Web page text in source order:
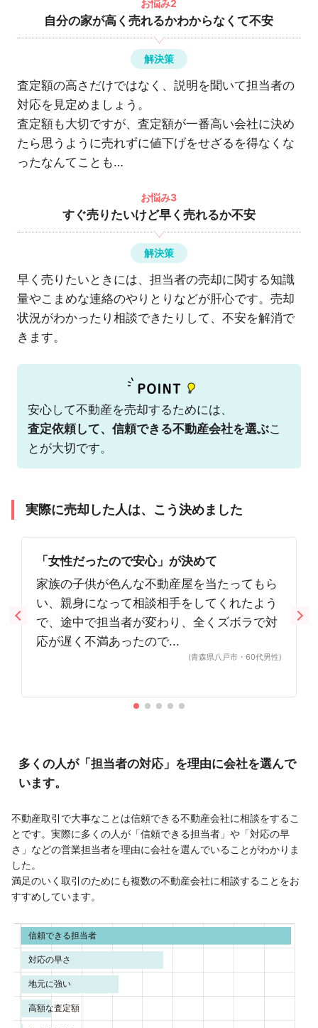
お悩み2
自分の家が高く売れるかわからなくて不安
解決策
査定額の高さだけではなく、説明を聞いて担当者の
対応を見定めましょう。
査定額も大切ですが、査定額が一番高い会社に決め
たら思うように売れずに値下げをせざるを得なくな
ったなんてことも…
お悩み3
すぐ売りたいけど早く売れるか不安
解決策
早く売りたいときには、担当者の売却に関する知識
量やこまめな連絡のやりとりなどが肝心です。売却
状況がわかったり相談できたりして、不安を解消で
きます。
安心して不動産を売却するためには、
査定依頼して、信頼できる不動産会社を選ぶこ
とが大切です。
実際に売却した人は、こう決めました
「女性だったので安心」が決めて
家族の子供が色んな不動産屋を当たってもら
い、親身になって相談相手をしてくれたよう
で、途中で担当者が変わり、全くズボラで対
応が遅く不満あったので...
(青森県八戸市・60代男性)
多くの人が「担当者の対応」を理由に会社を選んで
います。
不動産取引で大事なことは信頼できる不動産会社に相談をするこ
とです。実際に多くの人が「信頼できる担当者」や「対応の早
さ」などの営業担当者を理由に会社を選んでいることがわかりま
した。
満足のいく取引のためにも複数の不動産会社に相談することをお
すすめしています。